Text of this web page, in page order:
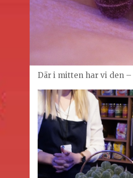
Där i mitten har vi den –